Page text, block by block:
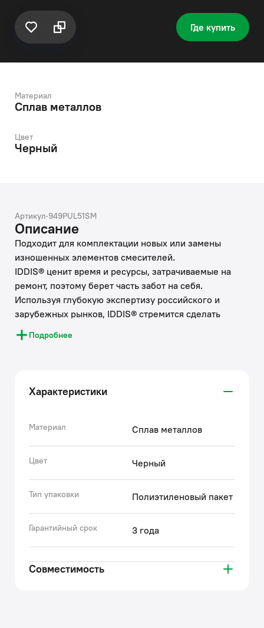
Где купить
Материал
Сплав металлов
Цвет
Черный
Артикул·949PUL51SM
Описание
Подходит для комплектации новых или замены
изношенных элементов смесителей.
IDDIS® ценит время и ресурсы, затрачиваемые на
ремонт, поэтому берет часть забот на себя.
Используя глубокую экспертизу российского и
зарубежных рынков, IDDIS® стремится сделать
каждый клиентский опыт положительным.
Накопленные экспертные знания помогают бренду
эксплуатации. Все запчасти к смесителям IDDIS®
проходят многоступенчатый контроль качества,
существующих стандартов.
года.
(с) Авторский текст, октябрь, 2022
Подробнее
Характеристики
Материал Сплав металлов
Цвет Черный
Тип упаковки Полиэтиленовый пакет
Гарантийный срок 3 года
Совместимость